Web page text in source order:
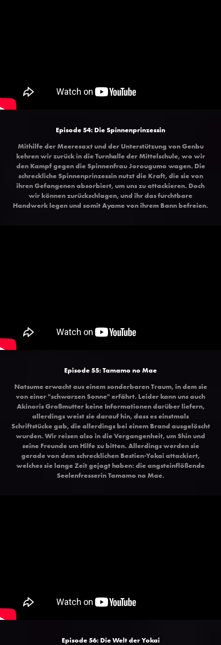
Episode 54: Die Spinnenprinzessin
Mithilfe der Meeresaxt und der Unterstützung von Genbu
kehren wir zurück in die Turnhalle der Mittelschule, wo wir
den Kampf gegen die Spinnenfrau Jorougumo wagen. Die
schreckliche Spinnenprinzessin nutzt die Kraft, die sie von
ihren Gefangenen absorbiert, um uns zu attackieren. Doch
wir können zurückschlagen, und ihr das furchtbare
Handwerk legen und somit Ayame von ihrem Bann befreien.
Episode 55: Tamamo no Mae
Natsume erwacht aus einem sonderbaren Traum, in dem sie
von einer "schwarzen Sonne" erfährt. Leider kann uns auch
Akinoris Großmutter keine Informationen darüber liefern,
allerdings weist sie darauf hin, dass es einstmals
Schriftstücke gab, die allerdings bei einem Brand ausgelöscht
wurden. Wir reisen also in die Vergangenheit, um Shin und
seine Freunde um Hilfe zu bitten. Allerdings werden sie
gerade von dem schrecklichen Bestien-Yokai attackiert,
welches sie lange Zeit gejagt haben: die angsteinflößende
Seelenfresserin Tamamo no Mae.
Episode 56: Die Welt der Yokai